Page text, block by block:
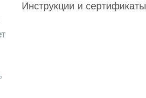
Инструкции и сертификаты